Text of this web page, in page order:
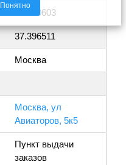
55.640603
37.396511
Москва
Москва, ул
Авиаторов, 5к5
Пункт выдачи
заказов
Понятно